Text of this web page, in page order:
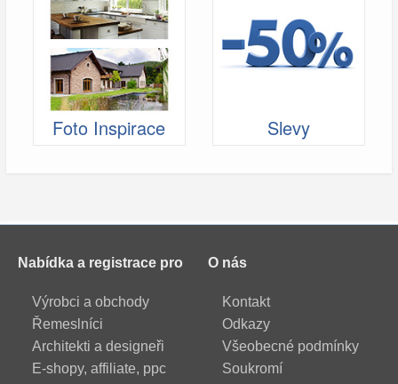
Foto Inspirace Slevy
Nabídka a registrace pro
Výrobci a obchody
Řemeslníci
Architekti a designeři
E-shopy, affiliate, ppc
O nás
Kontakt
Odkazy
Všeobecné podmínky
Soukromí